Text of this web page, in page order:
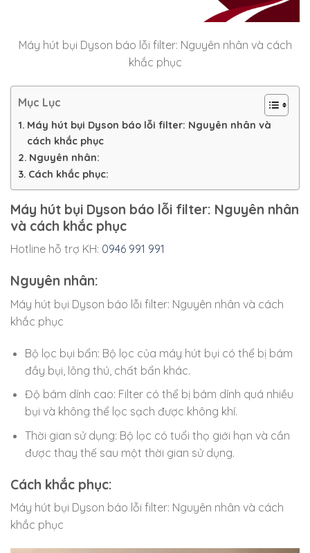
Máy hút bụi Dyson báo lỗi filter: Nguyên nhân và cách
khắc phục
Mục Lục
Máy hút bụi Dyson báo lỗi filter: Nguyên nhân và
cách khắc phục
Nguyên nhân:
Cách khắc phục:
Máy hút bụi Dyson báo lỗi filter: Nguyên nhân
và cách khắc phục
Hotline hỗ trợ KH: 0946 991 991
Nguyên nhân:
Máy hút bụi Dyson báo lỗi filter: Nguyên nhân và cách
khắc phục
Bộ lọc bụi bẩn: Bộ lọc của máy hút bụi có thể bị bám
đầy bụi, lông thú, chất bẩn khác.
Độ bám dính cao: Filter có thể bị bám dính quá nhiều
bụi và không thể lọc sạch được không khí.
Thời gian sử dụng: Bộ lọc có tuổi thọ giới hạn và cần
được thay thế sau một thời gian sử dụng.
Cách khắc phục:
Máy hút bụi Dyson báo lỗi filter: Nguyên nhân và cách
khắc phục